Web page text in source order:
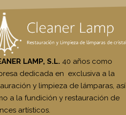
LAMP, S.L. 40 años como
dedicada en exclusiva a la
y limpieza de lámparas, así
a la fundición y restauración de
artísticos.